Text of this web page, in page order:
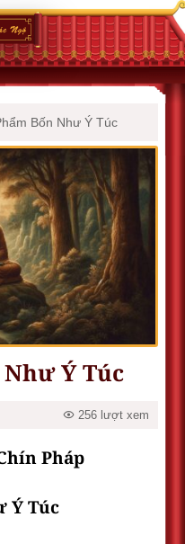
Bốn Như Ý Túc
Ý Túc
256 lượt xem
Pháp
Ý Túc